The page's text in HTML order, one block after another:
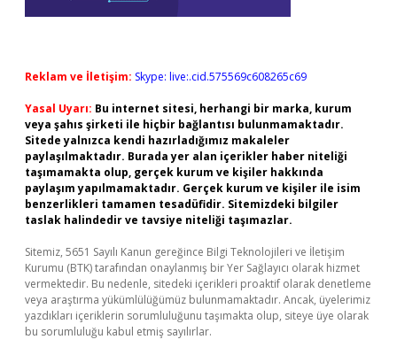
Reklam ve İletişim: Skype: live:.cid.575569c608265c69
Yasal Uyarı: Bu internet sitesi, herhangi bir marka, kurum
veya şahıs şirketi ile hiçbir bağlantısı bulunmamaktadır.
Sitede yalnızca kendi hazırladığımız makaleler
paylaşılmaktadır. Burada yer alan içerikler haber niteliği
taşımamakta olup, gerçek kurum ve kişiler hakkında
paylaşım yapılmamaktadır. Gerçek kurum ve kişiler ile isim
benzerlikleri tamamen tesadüfidir. Sitemizdeki bilgiler
taslak halindedir ve tavsiye niteliği taşımazlar.
Sitemiz, 5651 Sayılı Kanun gereğince Bilgi Teknolojileri ve İletişim
Kurumu (BTK) tarafından onaylanmış bir Yer Sağlayıcı olarak hizmet
vermektedir. Bu nedenle, sitedeki içerikleri proaktif olarak denetleme
veya araştırma yükümlülüğümüz bulunmamaktadır. Ancak, üyelerimiz
yazdıkları içeriklerin sorumluluğunu taşımakta olup, siteye üye olarak
bu sorumluluğu kabul etmiş sayılırlar.